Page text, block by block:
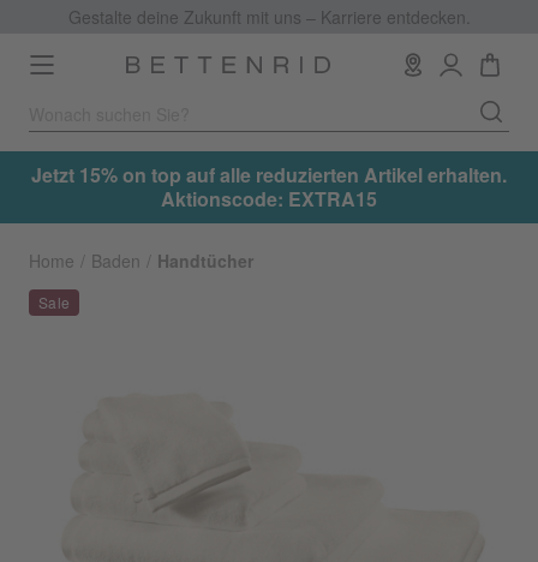
Gestalte deine Zukunft mit uns – Karriere entdecken.
Toggle
navigation
Jetzt 15% on top auf alle reduzierten Artikel erhalten.
Aktionscode: EXTRA15
Home Baden Handtücher